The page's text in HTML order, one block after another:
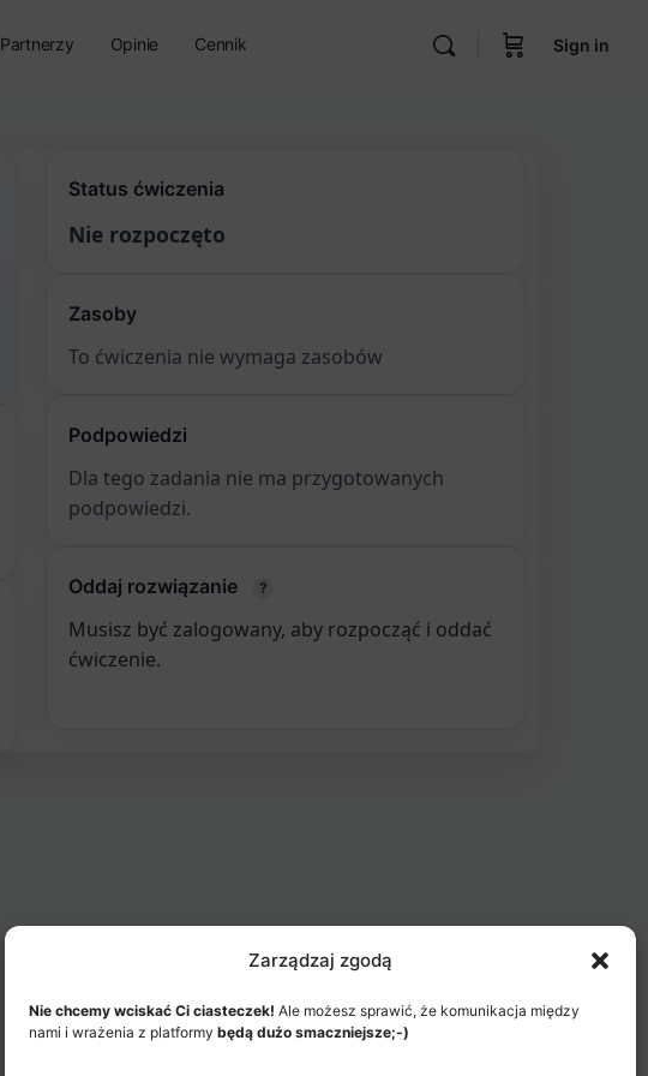
Zarządzaj zgodą
Nie chcemy wciskać Ci ciasteczek! Ale możesz sprawić, że komunikacja między
nami i wrażenia z platformy będą dużo smaczniejsze;-)
Partnerzy Opinie Cennik Sign in
Status ćwiczenia
Nie rozpoczęto
Zasoby
To ćwiczenia nie wymaga zasobów
Podpowiedzi
Dla tego zadania nie ma przygotowanych
podpowiedzi.
Oddaj rozwiązanie ?
Musisz być zalogowany, aby rozpocząć i oddać
ćwiczenie.